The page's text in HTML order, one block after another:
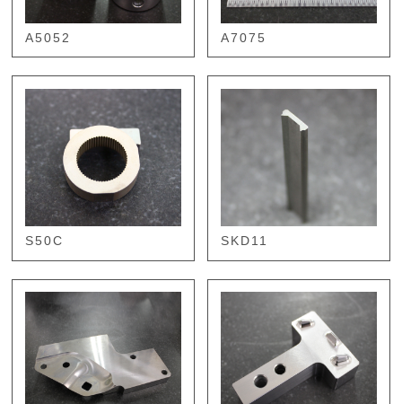
A5052 A7075
S50C SKD11